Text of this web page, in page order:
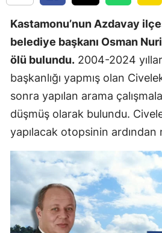
Kastamonu’nun Azdavay
belediye başkanı Osman
ölü bulundu. 2004-2024
başkanlığı yapmış olan
sonra yapılan arama
düşmüş olarak bulundu.
yapılacak otopsinin